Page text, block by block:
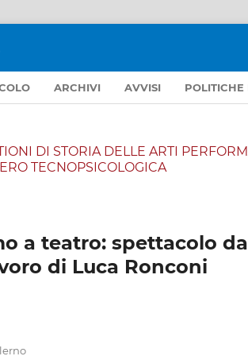
ARCHIVI AVVISI POLITICHE
DI STORIA DELLE ARTI
TECNOPSICOLOGICA
a teatro: spettacolo
di Luca Ronconi